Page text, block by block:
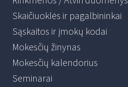
Skaičiuoklės ir pagalbininkai
Sąskaitos ir įmokų kodai
Mokesčių žinynas
Mokesčių kalendorius
Seminarai